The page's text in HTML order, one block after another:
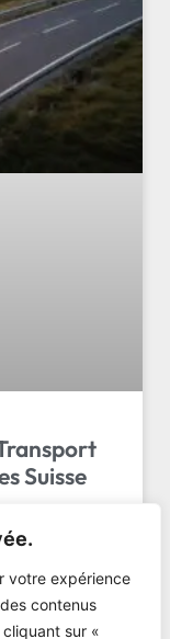
votre expérience
contenus
sur «
Suisse
avez tapé